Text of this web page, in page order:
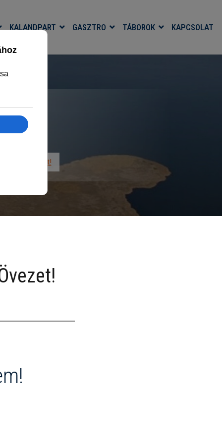
KALANDPART GASZTRO TÁBOROK KAPCSOLAT
Övezet!